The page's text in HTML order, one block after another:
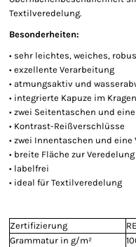
Textilveredelung.
Besonderheiten:
• sehr leichtes, weiches,
• exzellente Verarbeitung
• atmungsaktiv und
• integrierte Kapuze im
• zwei Seitentaschen und
• Kontrast-Reißverschlüsse
• zwei Innentaschen und
• breite Fläche zur
• labelfrei
• ideal für Textilveredelung
Zertifizierung
Grammatur in g/m²